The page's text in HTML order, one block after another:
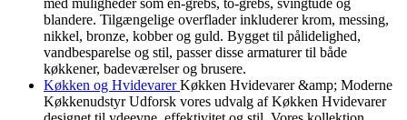
med muligheder som en-grebs, to-grebs, svingtude og
blandere. Tilgængelige overflader inkluderer krom, messing,
nikkel, bronze, kobber og guld. Bygget til pålidelighed,
vandbesparelse og stil, passer disse armaturer til både
køkkener, badeværelser og brusere.
Køkken og HvidevarerKøkken Hvidevarer &amp; Moderne
Køkkenudstyr Udforsk vores udvalg af Køkken Hvidevarer